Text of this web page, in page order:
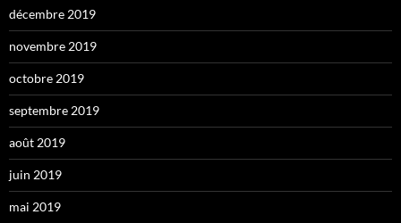
décembre 2019
novembre 2019
octobre 2019
septembre 2019
août 2019
juin 2019
mai 2019